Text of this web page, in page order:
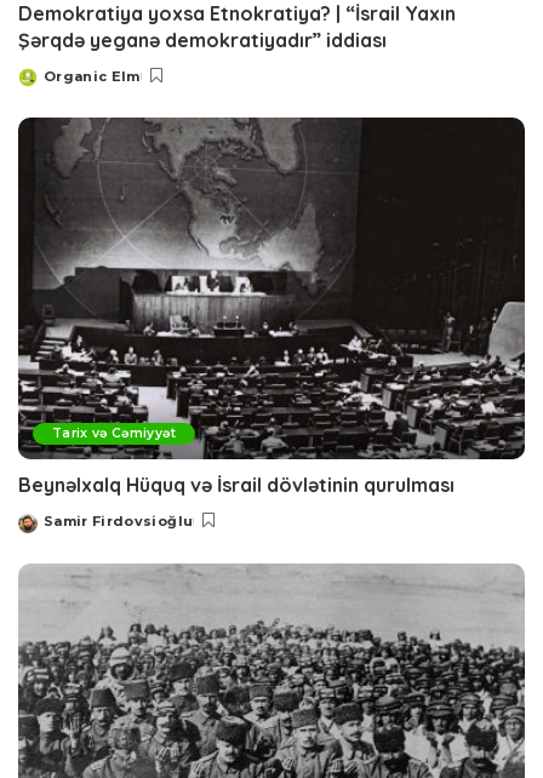
Demokratiya yoxsa Etnokratiya? | “İsrail Yaxın
Şərqdə yeganə demokratiyadır” iddiası
Posted
Organic Elm
Tarix və Cəmiyyət
Beynəlxalq Hüquq və İsrail dövlətinin qurulması
Posted
Samir Firdovsioğlu